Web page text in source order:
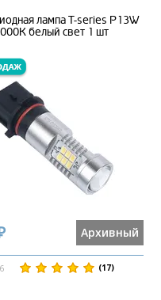
лампа T-series P13W
белый свет 1 шт
Архивный
(17)